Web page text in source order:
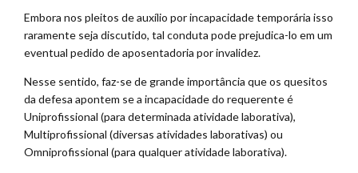
Embora nos pleitos de auxílio por incapacidade temporária isso
raramente seja discutido, tal conduta pode prejudica-lo em um
eventual pedido de aposentadoria por invalidez.
Nesse sentido, faz-se de grande importância que os quesitos
da defesa apontem se a incapacidade do requerente é
Uniprofissional (para determinada atividade laborativa),
Multiprofissional (diversas atividades laborativas) ou
Omniprofissional (para qualquer atividade laborativa).